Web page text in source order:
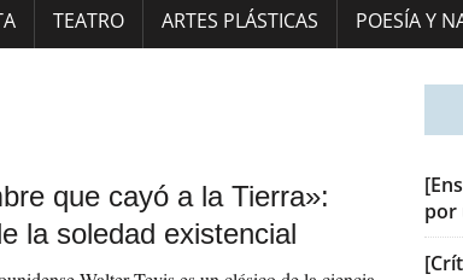
TEATRO ARTES PLÁSTICAS POESÍA Y
que cayó a la Tierra»:
la soledad existencial
por